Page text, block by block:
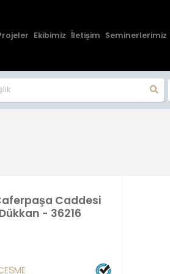
Ekibimiz İletişim Seminerlerimiz
Caddesi
- 36216